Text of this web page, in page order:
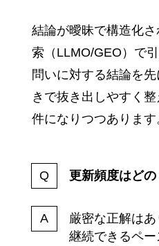
結論が曖昧で構造化
索（LLMO/GEO）で
問いに対する結論を
きで抜き出しやすく
件になりつつあります
更新頻度はど
厳密な正解は
継続できるペ